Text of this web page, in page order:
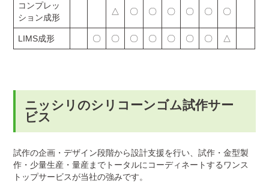
コンプレッ
ション成形
△ 〇 〇 〇 〇 〇 〇
LIMS成形 〇 〇 〇 〇 〇 〇 〇 △
ニッシリのシリコーンゴム試作サー
ビス
試作の企画・デザイン段階から設計支援を行い、試作・金型製
作・少量生産・量産までトータルにコーディネートするワンス
トップサービスが当社の強みです。